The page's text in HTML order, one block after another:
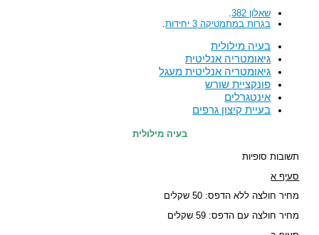
שאלון 382
.
בגרות במתמטיקה 3 יחידות
.
בעיה מילולית
גיאומטריה אנליטית
גיאומטריה אנליטית מעגל
פונקציית שורש
אינטגרלים
בעיית קיצון גרפים
בעיה מילולית
תשובות סופיות
סעיף א
מחיר חולצה ללא הדפס: 50 שקלים
מחיר חולצה עם הדפס: 59 שקלים